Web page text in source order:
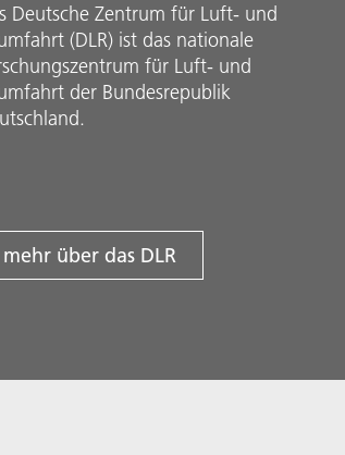
Deutsche Zentrum für Luft- und
(DLR) ist das nationale
für Luft- und
der Bundesrepublik
mehr über das DLR